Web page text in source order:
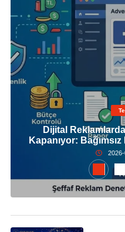
Dijital
Kapanıyor: